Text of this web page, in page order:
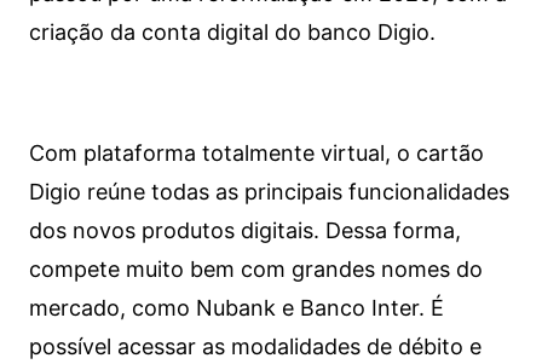
criação da conta digital do banco Digio.
Com plataforma totalmente virtual, o cartão
Digio reúne todas as principais funcionalidades
dos novos produtos digitais. Dessa forma,
compete muito bem com grandes nomes do
mercado, como Nubank e Banco Inter. É
possível acessar as modalidades de débito e